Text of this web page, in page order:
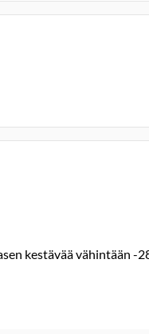
kestävää vähintään -